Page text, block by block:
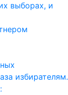
выборах, и
избирателям.